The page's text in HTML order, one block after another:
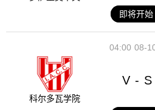
即将开始
08-
04:00
科尔多瓦学院
V - S